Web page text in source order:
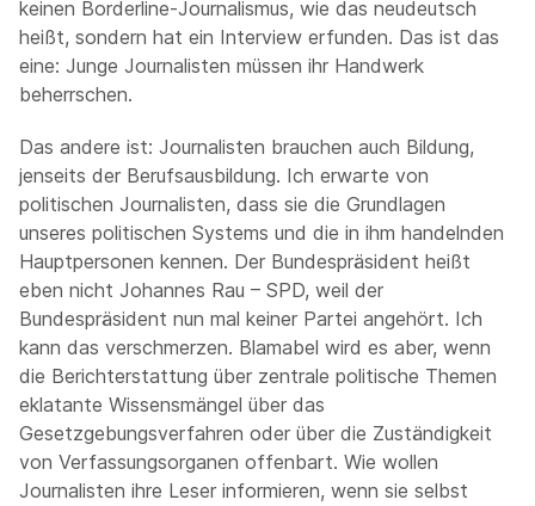
keinen Borderline-Journalismus, wie das neudeutsch
heißt, sondern hat ein Interview erfunden. Das ist das
eine: Junge Journalisten müssen ihr Handwerk
beherrschen.
Das andere ist: Journalisten brauchen auch Bildung,
jenseits der Berufsausbildung. Ich erwarte von
politischen Journalisten, dass sie die Grundlagen
unseres politischen Systems und die in ihm handelnden
Hauptpersonen kennen. Der Bundespräsident heißt
eben nicht Johannes Rau – SPD, weil der
Bundespräsident nun mal keiner Partei angehört. Ich
kann das verschmerzen. Blamabel wird es aber, wenn
die Berichterstattung über zentrale politische Themen
eklatante Wissensmängel über das
Gesetzgebungsverfahren oder über die Zuständigkeit
von Verfassungsorganen offenbart. Wie wollen
Journalisten ihre Leser informieren, wenn sie selbst